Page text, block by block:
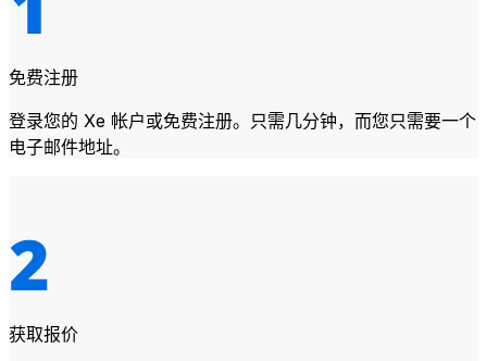
免费注册
登录您的 Xe 帐户或免费注册。只需几分钟，而您只需要一个
电子邮件地址。
获取报价